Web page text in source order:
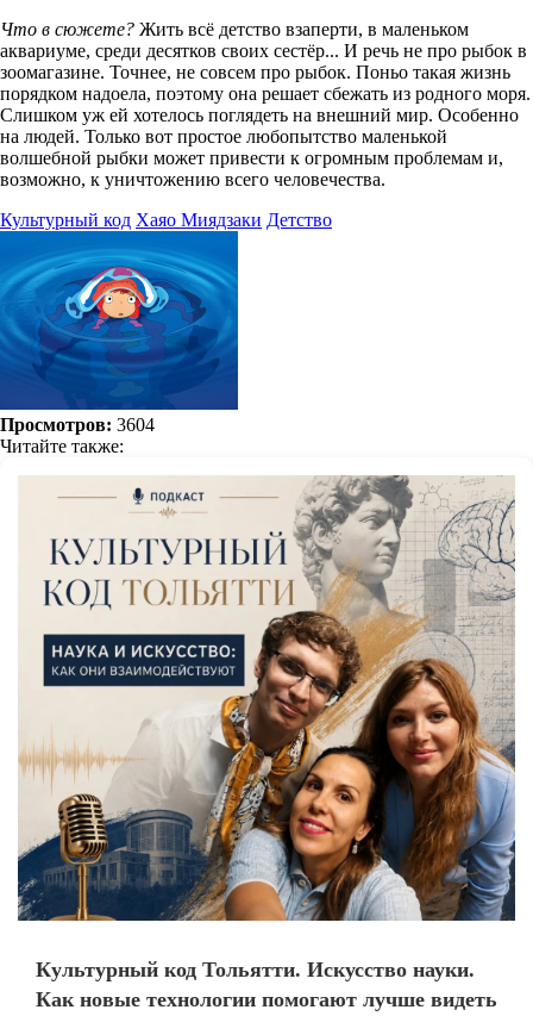
Что в сюжете? Жить всё детство взаперти, в маленьком
аквариуме, среди десятков своих сестёр... И речь не про рыбок в
зоомагазине. Точнее, не совсем про рыбок. Поньо такая жизнь
порядком надоела, поэтому она решает сбежать из родного моря.
Слишком уж ей хотелось поглядеть на внешний мир. Особенно
на людей. Только вот простое любопытство маленькой
волшебной рыбки может привести к огромным проблемам и,
возможно, к уничтожению всего человечества.
Культурный код Хаяо Миядзаки Детство
Просмотров: 3604
Читайте также:
Культурный код Тольятти. Искусство науки.
Как новые технологии помогают лучше видеть